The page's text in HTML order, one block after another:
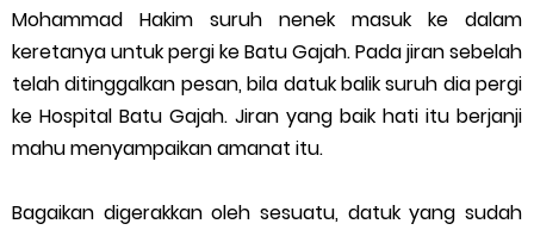
Mohammad Hakim suruh nenek masuk ke dalam
keretanya untuk pergi ke Batu Gajah. Pada jiran sebelah
telah ditinggalkan pesan, bila datuk balik suruh dia pergi
ke Hospital Batu Gajah. Jiran yang baik hati itu berjanji
mahu menyampaikan amanat itu.
Bagaikan digerakkan oleh sesuatu, datuk yang sudah